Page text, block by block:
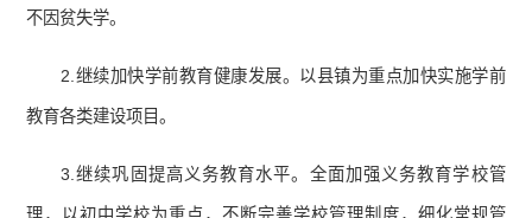
不因贫失学。
2.继续加快学前教育健康发展。以县镇为重点加快实施学前
教育各类建设项目。
3.继续巩固提高义务教育水平。全面加强义务教育学校管